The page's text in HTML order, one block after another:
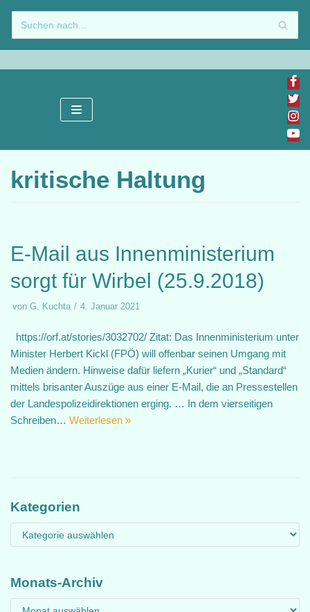
Zum
Inhalt
springen
kritische Haltung
E-Mail aus Innenministerium
sorgt für Wirbel (25.9.2018)
von G. Kuchta 4. Januar 2021
https://orf.at/stories/3032702/ Zitat: Das Innenministerium unter
Minister Herbert Kickl (FPÖ) will offenbar seinen Umgang mit
Medien ändern. Hinweise dafür liefern „Kurier“ und „Standard“
mittels brisanter Auszüge aus einer E-Mail, die an Pressestellen
der Landespolizeidirektionen erging. … In dem vierseitigen
Schreiben… Weiterlesen »
Kategorien
Monats-Archiv